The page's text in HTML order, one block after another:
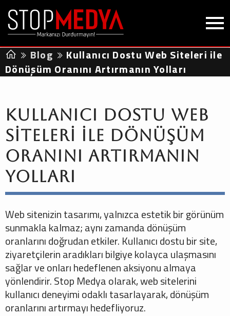
Blog
Kullanıcı Dostu Web Siteleri ile
Dönüşüm Oranını Artırmanın Yolları
Kullanıcı Dostu Web
Siteleri ile Dönüşüm
Oranını Artırmanın
Yolları
Web sitenizin tasarımı, yalnızca estetik bir görünüm
sunmakla kalmaz; aynı zamanda dönüşüm
oranlarını doğrudan etkiler. Kullanıcı dostu bir site,
ziyaretçilerin aradıkları bilgiye kolayca ulaşmasını
sağlar ve onları hedeflenen aksiyonu almaya
yönlendirir. Stop Medya olarak, web sitelerini
kullanıcı deneyimi odaklı tasarlayarak, dönüşüm
oranlarını artırmayı hedefliyoruz.